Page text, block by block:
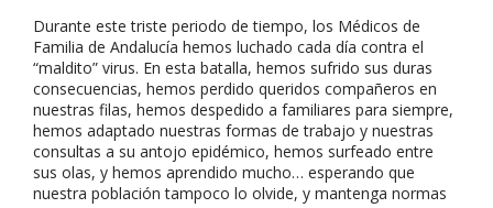
Durante este triste periodo de tiempo, los Médicos de
Familia de Andalucía hemos luchado cada día contra el
“maldito” virus. En esta batalla, hemos sufrido sus duras
consecuencias, hemos perdido queridos compañeros en
nuestras filas, hemos despedido a familiares para siempre,
hemos adaptado nuestras formas de trabajo y nuestras
consultas a su antojo epidémico, hemos surfeado entre
sus olas, y hemos aprendido mucho… esperando que
nuestra población tampoco lo olvide, y mantenga normas